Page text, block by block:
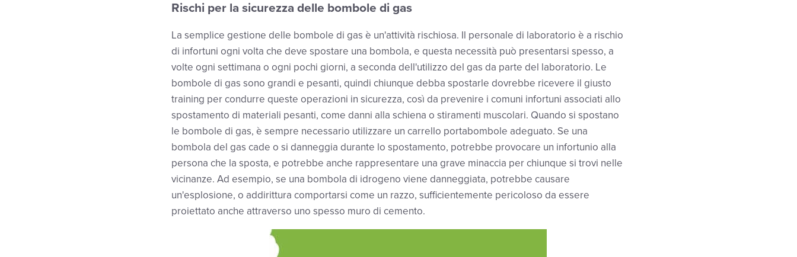
Rischi per la sicurezza delle bombole di gas
La semplice gestione delle bombole di gas è un'attività rischiosa. Il personale di laboratorio è a rischio
di infortuni ogni volta che deve spostare una bombola, e questa necessità può presentarsi spesso, a
volte ogni settimana o ogni pochi giorni, a seconda dell'utilizzo del gas da parte del laboratorio. Le
bombole di gas sono grandi e pesanti, quindi chiunque debba spostarle dovrebbe ricevere il giusto
training per condurre queste operazioni in sicurezza, così da prevenire i comuni infortuni associati allo
spostamento di materiali pesanti, come danni alla schiena o stiramenti muscolari. Quando si spostano
le bombole di gas, è sempre necessario utilizzare un carrello portabombole adeguato. Se una
bombola del gas cade o si danneggia durante lo spostamento, potrebbe provocare un infortunio alla
persona che la sposta, e potrebbe anche rappresentare una grave minaccia per chiunque si trovi nelle
vicinanze. Ad esempio, se una bombola di idrogeno viene danneggiata, potrebbe causare
un'esplosione, o addirittura comportarsi come un razzo, sufficientemente pericoloso da essere
proiettato anche attraverso uno spesso muro di cemento.